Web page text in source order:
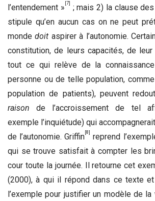
l’entendement » [7]
; mais 2) la clause
stipule qu’en aucun cas on ne peut
mondedoit aspirer à l’autonomie.
constitution, de leurs capacités, de
tout ce qui relève de la
personne ou de telle population,
population de patients), peuvent
raison de l’accroissement de tel
exemple l’inquiétude) qui
de l’autonomie. Griffin [8]
reprend
qui se trouve satisfait à compter les
cour toute la journée. Il retourne cet
(2000), à qui il répond dans ce texte
l’exemple pour justifier un modèle de